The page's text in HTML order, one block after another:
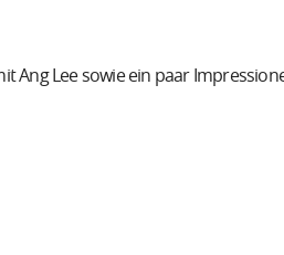
Ang Lee sowie ein paar